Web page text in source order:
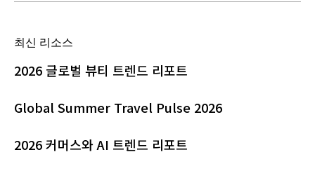
최신 리소스
2026 글로벌 뷰티 트렌드 리포트
Global Summer Travel Pulse 2026
2026 커머스와 AI 트렌드 리포트